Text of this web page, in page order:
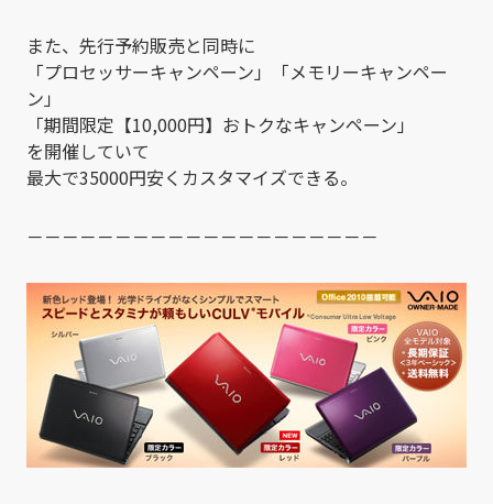
また、先行予約販売と同時に
「プロセッサーキャンペーン」「メモリーキャンペー
ン」
「期間限定【10,000円】おトクなキャンペーン」
を開催していて
最大で35000円安くカスタマイズできる。
－－－－－－－－－－－－－－－－－－－－